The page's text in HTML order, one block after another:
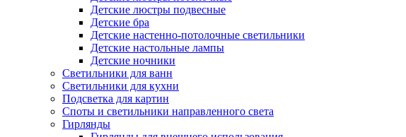
Детские люстры подвесные
Детские бра
Детские настенно-потолочные светильники
Детские настольные лампы
Детские ночники
Светильники для ванн
Светильники для кухни
Подсветка для картин
Споты и светильники направленного света
Гирлянды